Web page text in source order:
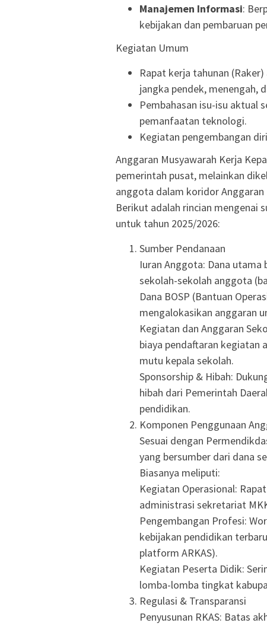
Manajemen Informasi:
kebijakan dan pembaruan
Kegiatan Umum
Rapat kerja tahunan
jangka pendek, menengah,
Pembahasan isu-isu aktual
pemanfaatan teknologi.
Kegiatan pengembangan
Anggaran Musyawarah Kerja
pemerintah pusat, melainkan
anggota dalam koridor Anggaran
Berikut adalah rincian mengenai
untuk tahun 2025/2026:
Sumber Pendanaan
Iuran Anggota: Dana utama
sekolah-sekolah anggota
Dana BOSP (Bantuan
mengalokasikan anggaran
Kegiatan dan Anggaran
biaya pendaftaran kegiatan
mutu kepala sekolah.
Sponsorship & Hibah:
hibah dari Pemerintah
pendidikan.
Komponen Penggunaan
Sesuai dengan
yang bersumber dari dana
Biasanya meliputi:
Kegiatan Operasional:
administrasi sekretariat
Pengembangan Profesi:
kebijakan pendidikan
platform ARKAS).
Kegiatan Peserta Didik:
lomba-lomba tingkat
Regulasi & Transparansi
Penyusunan RKAS: Batas